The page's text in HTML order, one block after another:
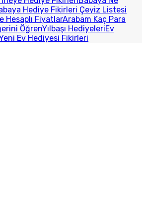
Hediye Fikirleri Çeyiz Listesi
Hesaplı FiyatlarArabam Kaç Para
ÖğrenYılbaşı HediyeleriEv
Ev Hediyesi Fikirleri